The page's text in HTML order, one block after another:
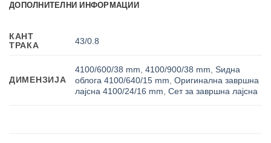
ДОПОЛНИТЕЛНИ ИНФОРМАЦИИ
КАНТ
ТРАКА
43/0.8
ДИМЕНЗИЈА
4100/600/38 mm,4100/900/38 mm,Ѕидна
облога 4100/640/15 mm,Оригинална завршна
лајсна 4100/24/16 mm,Сет за завршна лајсна